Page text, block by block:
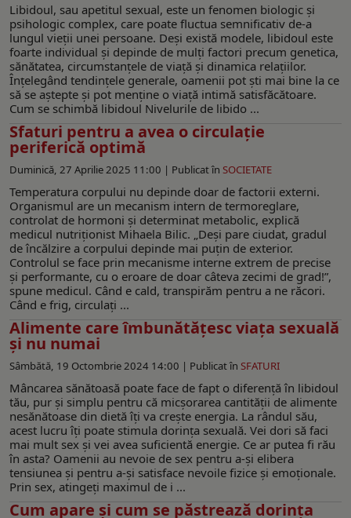
Libidoul, sau apetitul sexual, este un fenomen biologic și
psihologic complex, care poate fluctua semnificativ de-a
lungul vieții unei persoane. Deși există modele, libidoul este
foarte individual și depinde de mulți factori precum genetica,
sănătatea, circumstanțele de viață și dinamica relațiilor.
Înțelegând tendințele generale, oamenii pot ști mai bine la ce
să se aștepte și pot menține o viață intimă satisfăcătoare.
Cum se schimbă libidoul Nivelurile de libido ...
Sfaturi pentru a avea o circulație
periferică optimă
Duminică, 27 Aprilie 2025 11:00 | Publicat în SOCIETATE
Temperatura corpului nu depinde doar de factorii externi.
Organismul are un mecanism intern de termoreglare,
controlat de hormoni și determinat metabolic, explică
medicul nutriționist Mihaela Bilic. „Deși pare ciudat, gradul
de încălzire a corpului depinde mai puțin de exterior.
Controlul se face prin mecanisme interne extrem de precise
și performante, cu o eroare de doar câteva zecimi de grad!”,
spune medicul. Când e cald, transpirăm pentru a ne răcori.
Când e frig, circulați ...
Alimente care îmbunătățesc viața sexuală
și nu numai
Sâmbătă, 19 Octombrie 2024 14:00 | Publicat în SFATURI
Mâncarea sănătoasă poate face de fapt o diferență în libidoul
tău, pur și simplu pentru că micșorarea cantității de alimente
nesănătoase din dietă îţi va crește energia. La rândul său,
acest lucru îți poate stimula dorința sexuală. Vei dori să faci
mai mult sex și vei avea suficientă energie. Ce ar putea fi rău
în asta? Oamenii au nevoie de sex pentru a-şi elibera
tensiunea și pentru a-şi satisface nevoile fizice și emoționale.
Prin sex, atingeți maximul de i ...
Cum apare și cum se păstrează dorința